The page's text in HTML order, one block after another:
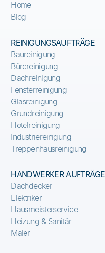
Home
Blog
REINIGUNGSAUFTRÄGE
Baureinigung
Büroreinigung
Dachreinigung
Fensterreinigung
Glasreinigung
Grundreinigung
Hotelreinigung
Industriereinigung
Treppenhausreinigung
HANDWERKER AUFTRÄGE
Dachdecker
Elektriker
Hausmeisterservice
Heizung & Sanitär
Maler